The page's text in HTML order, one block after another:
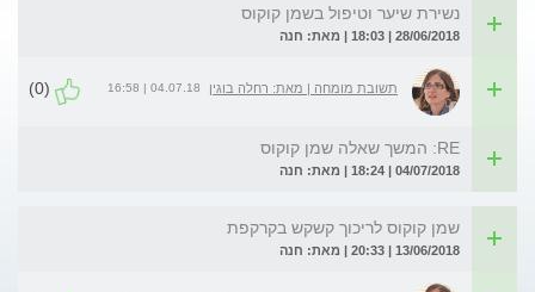
נשירת שיער וטיפול בשמן קוקוס
28/06/2018 | 18:03 | מאת: חנה
תשובת מומחה | מאת: רחלה בוגין 04.07.18 | 16:58
(0)
RE: המשך שאלה שמן קוקוס
04/07/2018 | 18:24 | מאת: חנה
שמן קוקוס לריכוך קשקש בקרקפת
13/06/2018 | 20:33 | מאת: חנה